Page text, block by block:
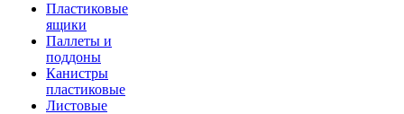
Пластиковые
ящики
Паллеты и
поддоны
Канистры
пластиковые
Листовые